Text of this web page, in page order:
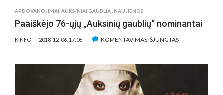
VARNAI
APDOVANOJIMAI AUKSINIAI GAUBLIAI NAUJIENOS
Paaiškėjo 76-ųjų „Auksinių gaublių“ nominantai
KINFO 2018-12-06, 17:06 KOMENTAVIMAS IŠJUNGTASĮRAŠE
GAUBLIŲ“